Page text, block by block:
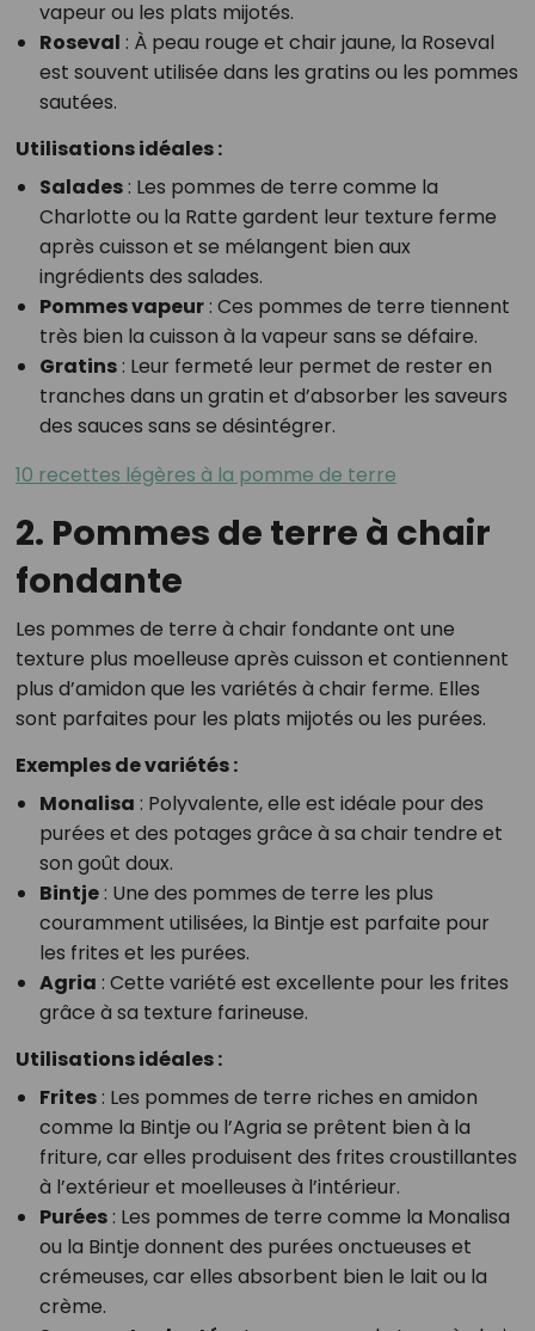
vapeur ou les plats mijotés.
Roseval : À peau rouge et chair jaune, la Roseval
est souvent utilisée dans les gratins ou les pommes
sautées.
Utilisations idéales :
Salades: Les pommes de terre comme la
Charlotte ou la Ratte gardent leur texture ferme
après cuisson et se mélangent bien aux
ingrédients des salades.
Pommes vapeur: Ces pommes de terre tiennent
très bien la cuisson à la vapeur sans se défaire.
Gratins: Leur fermeté leur permet de rester en
tranches dans un gratin et d’absorber les saveurs
des sauces sans se désintégrer.
10 recettes légères à la pomme de terre
2. Pommes de terre à chair
fondante
Les pommes de terre à chair fondante ont une
texture plus moelleuse après cuisson et contiennent
plus d’amidon que les variétés à chair ferme. Elles
sont parfaites pour les plats mijotés ou les purées.
Exemples de variétés :
Monalisa : Polyvalente, elle est idéale pour des
purées et des potages grâce à sa chair tendre et
son goût doux.
Bintje: Une des pommes de terre les plus
couramment utilisées, la Bintje est parfaite pour
les frites et les purées.
Agria : Cette variété est excellente pour les frites
grâce à sa texture farineuse.
Utilisations idéales :
Frites: Les pommes de terre riches en amidon
comme la Bintje ou l’Agria se prêtent bien à la
friture, car elles produisent des frites croustillantes
à l’extérieur et moelleuses à l’intérieur.
Purées: Les pommes de terre comme la Monalisa
ou la Bintje donnent des purées onctueuses et
crémeuses, car elles absorbent bien le lait ou la
crème.